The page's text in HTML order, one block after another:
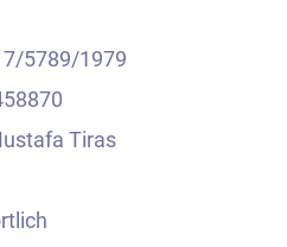
5789/1979
Tiras